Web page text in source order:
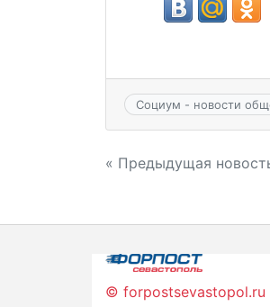
Социум - новости
Навигация
записям
« Предыдущая
© forpostsevastopol.ru